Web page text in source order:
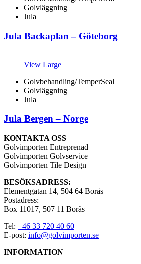
Golvläggning
Jula
Jula Backaplan – Göteborg
View Large
Golvbehandling/TemperSeal
Golvläggning
Jula
Jula Bergen – Norge
KONTAKTA OSS
Golvimporten Entreprenad
Golvimporten Golvservice
Golvimporten Tile Design
BESÖKSADRESS:
Elementgatan 14, 504 64 Borås
Postadress:
Box 11017, 507 11 Borås
Tel: +46 33 720 40 60
E-post: info@golvimporten.se
INFORMATION